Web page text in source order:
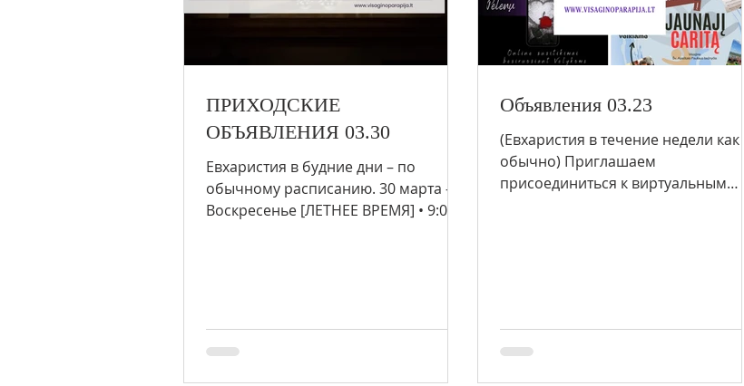
ПРИХОДСКИЕ
ОБЪЯВЛЕНИЯ 03.30
Евхаристия в будние дни – по
обычному расписанию. 30 марта –
Воскресенье [ЛЕТНЕЕ ВРЕМЯ] • 9:00 –
Объявления 03.23
(Евхаристия в течение недели как
обычно) Приглашаем
присоединиться к виртуальным